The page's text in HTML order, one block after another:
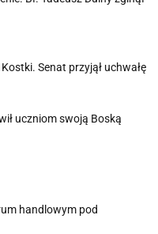
Senat przyjął uchwałę
uczniom swoją Boską
handlowym pod